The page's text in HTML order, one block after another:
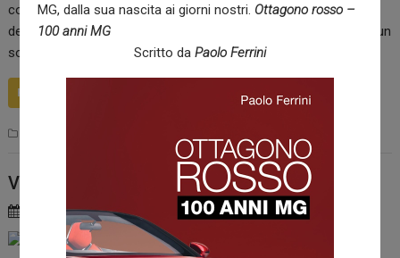
costituzione, Opel Performance Center (#OPC), il reparto corse
della Casa tedesca, presentò la prima Astra OPC che riscosse un
sorprendente. In soli quattro mesi fu venduta tutta la serie…
READ MORE
Verso il Rally di Roma Capitale
1 Giugno 2025 Paolo Ferrini
MG, dalla sua nascita ai giorni nostri. Ottagono rosso –
100 anni MG
Scritto da Paolo Ferrini